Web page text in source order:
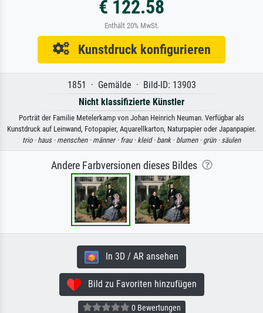
€ 122.58
Enthält 20% MwSt.
Kunstdruck konfigurieren
1851 · Gemälde · Bild-ID: 13903
Nicht klassifizierte Künstler
Porträt der Familie Metelerkamp von Johan Heinrich Neuman. Verfügbar als
Kunstdruck auf Leinwand, Fotopapier, Aquarellkarton, Naturpapier oder Japanpapier.
trio · haus · menschen · männer · frau · kleid · bank · blumen · grün · säulen
Andere Farbversionen dieses Bildes
In 3D / AR ansehen
Bild zu Favoriten hinzufügen
0 Bewertungen